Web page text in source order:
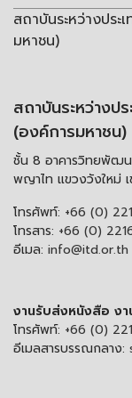
สถาบันระหว่างปร
มหาชน)
สถาบันระหว่างป
(องค์การมหาชน)
ชั้น 8 อาคารวิทยพัฒ
พญาไท แขวงวังใหม่
โทรศัพท์: +66 (0)
โทรสาร: +66 (0)
อีเมล: info@itd.or.th
งานรับส่งหนังสือ ง
โทรศัพท์: +66 (0)
อีเมลสารบรรณกลาง: